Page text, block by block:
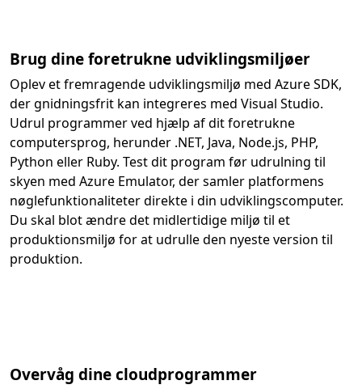
Brug dine foretrukne udviklingsmiljøer
Oplev et fremragende udviklingsmiljø med Azure SDK,
der gnidningsfrit kan integreres med Visual Studio.
Udrul programmer ved hjælp af dit foretrukne
computersprog, herunder .NET, Java, Node.js, PHP,
Python eller Ruby. Test dit program før udrulning til
skyen med Azure Emulator, der samler platformens
nøglefunktionaliteter direkte i din udviklingscomputer.
Du skal blot ændre det midlertidige miljø til et
produktionsmiljø for at udrulle den nyeste version til
produktion.
Overvåg dine cloudprogrammer